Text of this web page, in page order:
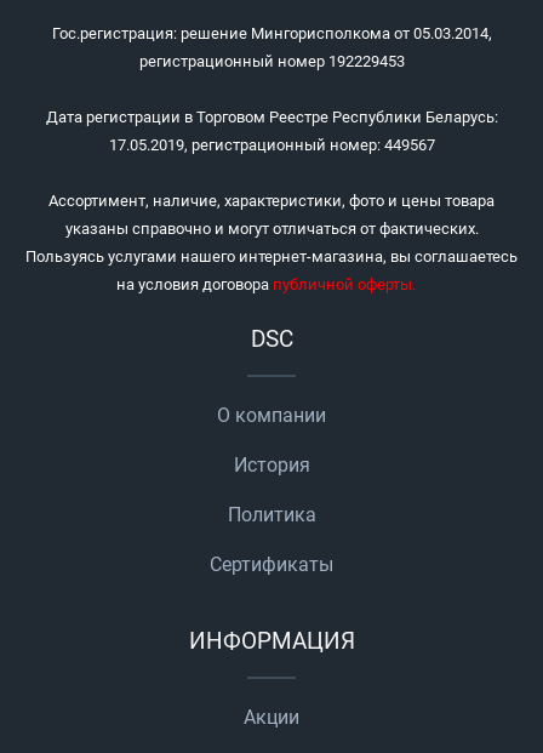
Гос.регистрация: решение Мингорисполкома от 05.03.2014,
регистрационный номер 192229453
Дата регистрации в Торговом Реестре Республики Беларусь:
17.05.2019, регистрационный номер: 449567
Ассортимент, наличие, характеристики, фото и цены товара
указаны справочно и могут отличаться от фактических.
Пользуясь услугами нашего интернет-магазина, вы соглашаетесь
на условия договора публичной оферты.
DSC
О компании
История
Политика
Сертификаты
ИНФОРМАЦИЯ
Акции